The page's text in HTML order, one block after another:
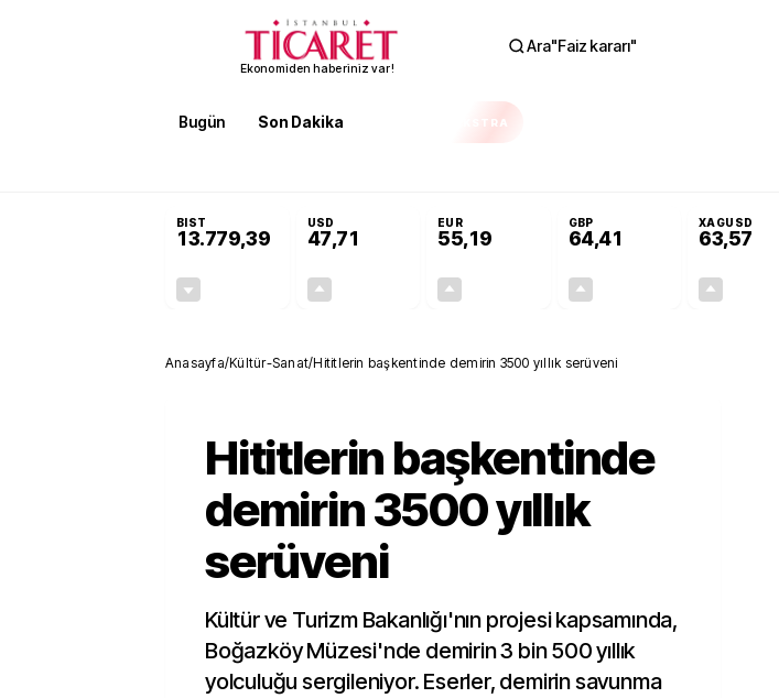
Ekonomiden haberiniz var!
Ara"Faiz kararı"
Bugün Son Dakika EKSTRA
BIST
13.779,39
USD
47,71
EUR
55,19
GBP
64,41
XAGUSD
63,57
Anasayfa/Kültür-Sanat/Hititlerin başkentinde demirin 3500 yıllık serüveni
Hititlerin başkentinde
demirin 3500 yıllık
serüveni
Kültür ve Turizm Bakanlığı'nın projesi kapsamında,
Boğazköy Müzesi'nde demirin 3 bin 500 yıllık
yolculuğu sergileniyor. Eserler, demirin savunma